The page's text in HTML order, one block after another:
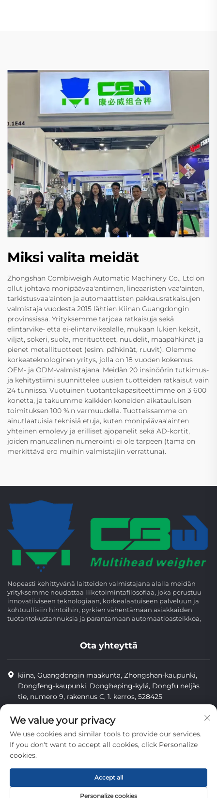
Miksi valita meidät
Zhongshan Combiweigh Automatic Machinery Co., Ltd on
ollut johtava monipäävaa'antimen, lineaaristen vaa'ainten,
tarkistusvaa'ainten ja automaattisten pakkausratkaisujen
valmistaja vuodesta 2015 lähtien Kiinan Guangdongin
provinssissa. Yrityksemme tarjoaa ratkaisuja sekä
elintarvike- että ei-elintarvikealalle, mukaan lukien keksit,
viljat, sokeri, suola, merituotteet, nuudelit, maapähkinät ja
pienet metallituotteet (esim. pähkinät, ruuvit). Olemme
korkeateknologinen yritys, jolla on 18 vuoden kokemus
OEM- ja ODM-valmistajana. Meidän 20 insinöörin tutkimus-
ja kehitystiimi suunnittelee uusien tuotteiden ratkaisut vain
24 tunnissa. Vuotuinen tuotantokapasiteettimme on 3 600
konetta, ja takuumme kaikkien koneiden aikatauluisen
toimituksen 100 %:n varmuudella. Tuotteissamme on
ainutlaatuisia teknisiä etuja, kuten monipäävaa'ainten
yhteinen emolevy ja erilliset ajopanelit sekä AD-kortit,
joiden manuaalinen numerointi ei ole tarpeen (tämä on
merkittävä ero muihin valmistajiin verrattuna).
Nopeasti kehittyvänä laitteiden valmistajana alalla meidän
yrityksemme noudattaa liiketoimintafilosofiaa, joka perustuu
innovatiiviseen teknologiaan, korkealaatuiseen palveluun ja
kohtuullisiin hintoihin, pyrkien vähentämään asiakkaiden
tuotantokustannuksia ja parantamaan automaatioasteikkoa,
Ota yhteyttä
kiina, Guangdongin maakunta, Zhongshan-kaupunki,
Dongfeng-kaupunki, Dongheping-kylä, Dongfu neljäs
tie, numero 9, rakennus C, 1. kerros, 528425
[email protected]
yksityisyys
We value your privacy
We use cookies and similar tools to provide our services.
If you don't want to accept all cookies, click Personalize
cookies.
Personalize cookies
Accept all